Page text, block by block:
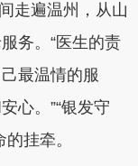
走遍温州，从山
务。“医生的责
最温情的服
心。”“银发守
挂牵。